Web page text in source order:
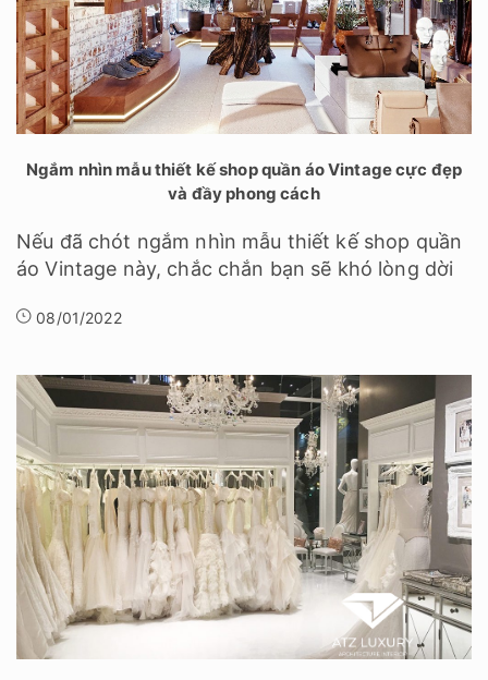
Ngắm nhìn mẫu thiết kế shop quần áo Vintage cực đẹp
và đầy phong cách
Nếu đã chót ngắm nhìn mẫu thiết kế shop quần
áo Vintage này, chắc chắn bạn sẽ khó lòng dời
08/01/2022